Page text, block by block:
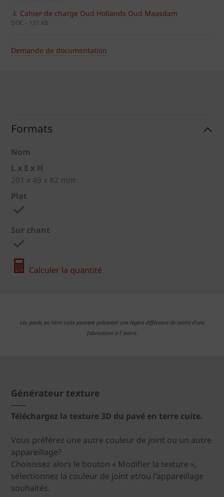
Cahier de charge Oud Hollands Oud Maasdam
DOC - 131 KB
Demande de documentation
Formats
Nom
L x E x H
201 x 49 x 82 mm
Plat
Sur chant
Calculer la quantité
Les pavés en terre cuite peuvent présenter une légère différence de teinte d'une
fabrication à l' autre.
Générateur texture
Téléchargez la texture 3D du pavé en terre cuite.
Vous préférez une autre couleur de joint ou un autre
appareillage?
Choisissez alors le bouton « Modifier la texture »,
sélectionnez la couleur de joint et/ou l'appareillage
souhaités.